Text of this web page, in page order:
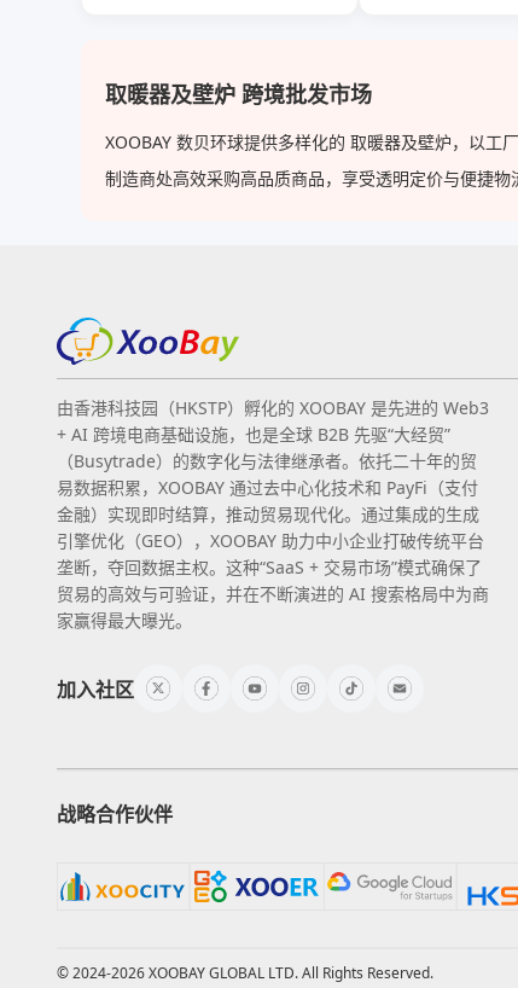
取暖器及壁炉 跨境批发市场
XOOBAY 数贝环球提供多样化的 取暖器及壁炉，以
制造商处高效采购高品质商品，享受透明定价与便捷物
由香港科技园（HKSTP）孵化的 XOOBAY 是先进的 Web3
+ AI 跨境电商基础设施，也是全球 B2B 先驱“大经贸”
（Busytrade）的数字化与法律继承者。依托二十年的贸
易数据积累，XOOBAY 通过去中心化技术和 PayFi（支付
金融）实现即时结算，推动贸易现代化。通过集成的生成
引擎优化（GEO），XOOBAY 助力中小企业打破传统平台
垄断，夺回数据主权。这种“SaaS + 交易市场”模式确保了
贸易的高效与可验证，并在不断演进的 AI 搜索格局中为商
家赢得最大曝光。
加入社区
战略合作伙伴
© 2024-2026 XOOBAY GLOBAL LTD. All Rights Reserved.